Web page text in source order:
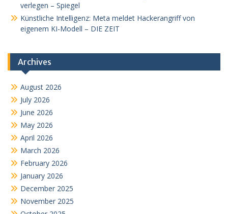
verlegen – Spiegel
Künstliche Intelligenz: Meta meldet Hackerangriff von
eigenem KI-Modell – DIE ZEIT
Archives
August 2026
July 2026
June 2026
May 2026
April 2026
March 2026
February 2026
January 2026
December 2025
November 2025